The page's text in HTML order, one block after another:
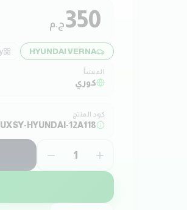
350ج.م
HYUNDAI VERNA
المنشأ
كوري
كود المنتج
HYUNDAI-12A118
1